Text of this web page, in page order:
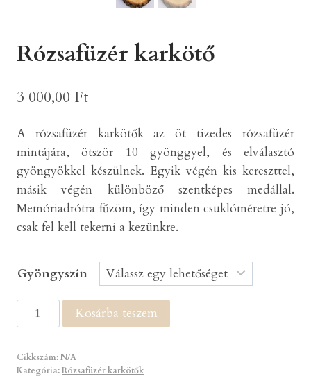
Rózsafüzér karkötő
3 000,00 Ft
A rózsafüzér karkötők az öt tizedes rózsafüzér
mintájára, ötször 10 gyönggyel, és elválasztó
gyöngyökkel készülnek. Egyik végén kis kereszttel,
másik végén különböző szentképes medállal.
Memóriadrótra fűzöm, így minden csuklóméretre jó,
csak fel kell tekerni a kezünkre.
Gyöngyszín
Rózsafüzér
karkötő
Kosárba teszem
Cikkszám:N/A
Kategória:Rózsafüzér karkötők